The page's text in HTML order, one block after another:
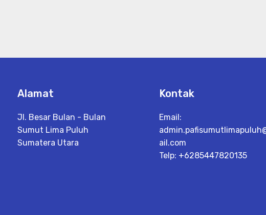
Alamat
Jl. Besar Bulan - Bulan
Sumut Lima Puluh
Sumatera Utara
Kontak
Email:
ail.com
Telp: +6285447820135